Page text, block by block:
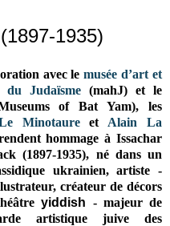
1935)
avec lemusée d’art et
du Judaïsme(mahJ) et le
of Bat Yam), les
Minotaureet Alain La
hommage à Issachar
(1897-1935), né dans un
ukrainien, artiste -
créateur de décors
yiddish - majeur de
artistique juive des